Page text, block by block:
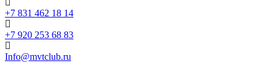
+7 831 462 18 14
+7 920 253 68 83
Info@mvtclub.ru